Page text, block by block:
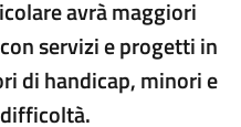
avrà maggiori
servizi e progetti in
di handicap, minori e